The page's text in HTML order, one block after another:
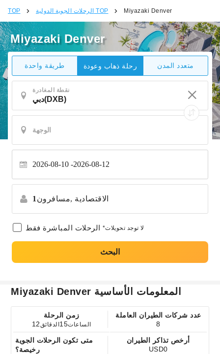
TOP الرحلات الجوية الدولية TOP Miyazaki Denver
Miyazaki Denver
طريقة واحدة رحلة ذهاب وعودة متعدد المدن
نقطة المغادرة
2026-08-10 2026-08-12
1 مسافرون, الاقتصادية
الرحلات المباشرة فقط *لا توجد تحويلات
البحث
Miyazaki Denver المعلومات الأساسية
زمن الرحلة
12
الساعات15 الدقائق
عدد شركات الطيران العاملة
8
متى تكون الرحلات الجوية
رخيصة؟
أرخص تذاكر الطيران
USD0